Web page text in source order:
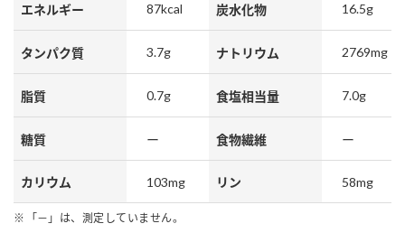
エネルギー 87kcal 炭水化物 16.5g
タンパク質 3.7g ナトリウム 2769mg
脂質 0.7g 食塩相当量 7.0g
糖質 ー 食物繊維 ー
カリウム 103mg リン 58mg
「－」は、測定していません。